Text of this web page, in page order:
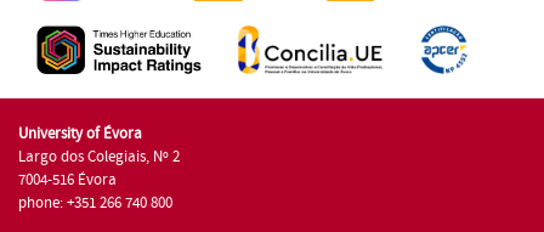
University of Évora
Largo dos Colegiais, Nº 2
7004-516 Évora
phone: +351 266 740 800